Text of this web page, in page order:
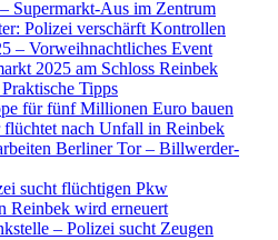
Supermarkt-Aus im Zentrum
Polizei verschärft Kontrollen
– Vorweihnachtliches Event
2025 am Schloss Reinbek
Tipps
für fünf Millionen Euro bauen
nach Unfall in Reinbek
Berliner Tor – Billwerder-
sucht flüchtigen Pkw
Reinbek wird erneuert
– Polizei sucht Zeugen